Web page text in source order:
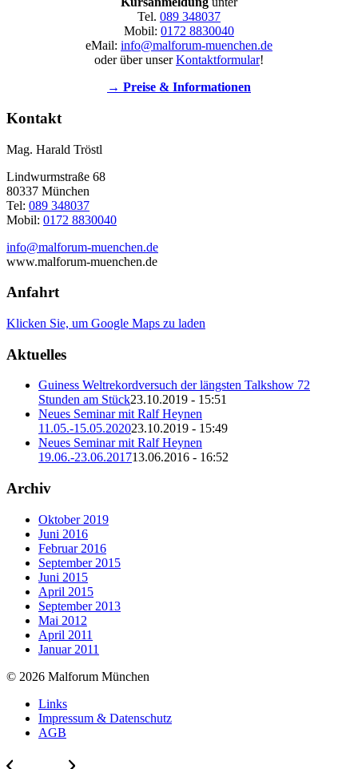
Tel. 089 348037
Mobil: 0172 8830040
eMail: info@malforum-muenchen.de
oder über unserKontaktformular!
→ Preise & Informationen
Kontakt
Mag. Harald Tröstl
Lindwurmstraße 68
80337 München
Tel: 089 348037
Mobil: 0172 8830040
info@malforum-muenchen.de
www.malforum-muenchen.de
Anfahrt
Klicken Sie, um Google Maps zu laden
Aktuelles
Guiness Weltrekordversuch der längsten Talkshow 72
Stunden am Stück23.10.2019 - 15:51
Neues Seminar mit Ralf Heynen
11.05.-15.05.202023.10.2019 - 15:49
Neues Seminar mit Ralf Heynen
19.06.-23.06.201713.06.2016 - 16:52
Archiv
Oktober 2019
Juni 2016
Februar 2016
September 2015
Juni 2015
April 2015
September 2013
Mai 2012
April 2011
Januar 2011
© 2026 Malforum München
Links
Impressum & Datenschutz
AGB